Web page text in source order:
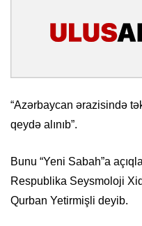
“Azərbaycan ərazisində
qeydə alınıb”.
Bunu “Yeni Sabah”a
Respublika Seysmoloji
Qurban Yetirmişli deyib.